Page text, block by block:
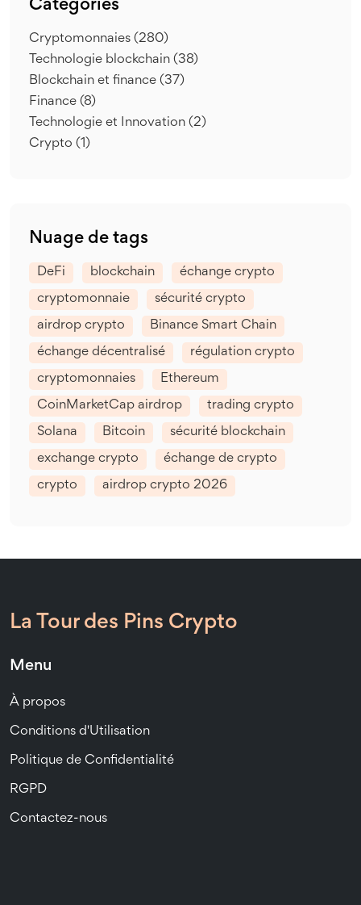
Catégories
Cryptomonnaies (280)
Technologie blockchain (38)
Blockchain et finance (37)
Finance (8)
Technologie et Innovation (2)
Crypto (1)
Nuage de tags
DeFi blockchain échange crypto
cryptomonnaie sécurité crypto
airdrop crypto Binance Smart Chain
échange décentralisé régulation crypto
cryptomonnaies Ethereum
CoinMarketCap airdrop trading crypto
Solana Bitcoin sécurité blockchain
exchange crypto échange de crypto
crypto airdrop crypto 2026
La Tour des Pins Crypto
Menu
À propos
Conditions d'Utilisation
Politique de Confidentialité
RGPD
Contactez-nous